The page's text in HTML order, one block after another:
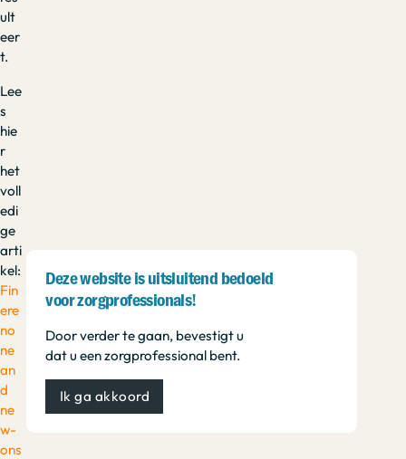
ult
eer
t.
Lee
s
hie
r
het
voll
edi
ge
arti
kel:
Fin
ere
no
ne
an
d
ne
w-
ons
Deze website is uitsluitend bedoeld
voor zorgprofessionals!
Door verder te gaan, bevestigt u
dat u een zorgprofessional bent.
Ik ga akkoord